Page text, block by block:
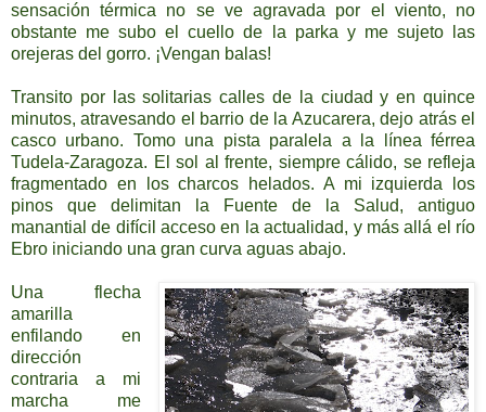
sensación térmica no se ve agravada por el viento, no
obstante me subo el cuello de la parka y me sujeto las
orejeras del gorro. ¡Vengan balas!
Transito por las solitarias calles de la ciudad y en quince
minutos, atravesando el barrio de la Azucarera, dejo atrás el
casco urbano. Tomo una pista paralela a la línea férrea
Tudela-Zaragoza. El sol al frente, siempre cálido, se refleja
fragmentado en los charcos helados. A mi izquierda los
pinos que delimitan
la Fuente de la Salud, antiguo
manantial de difícil acceso en la actualidad, y más allá el río
Ebro iniciando una gran curva aguas abajo.
Una flecha
amarilla
enfilando en
dirección
contraria a mi
marcha me